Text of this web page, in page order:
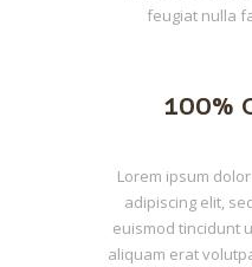
feugiat nulla
100%
Lorem ipsum
adipiscing elit,
euismod tincidunt
aliquam erat